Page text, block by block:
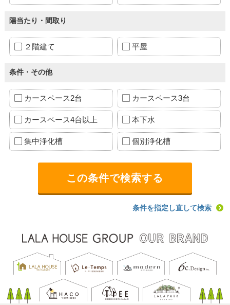
陽当たり・間取り
２階建て 平屋
条件・その他
カースペース2台 カースペース3台
カースペース4台以上 本下水
集中浄化槽 個別浄化槽
条件を指定し直して検索